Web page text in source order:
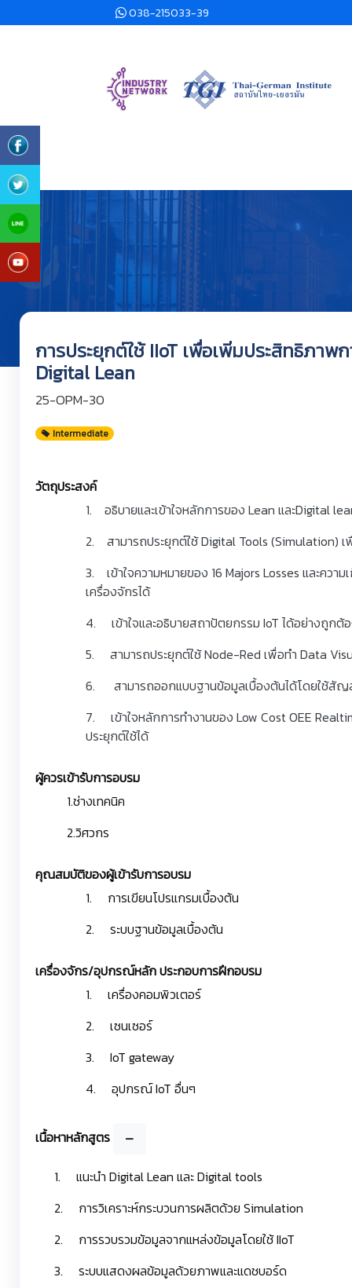
038-215033-39
การประยุกต์ใช้ IIoT เพื่อเพิ่มประสิทธิภา
Digital Lean
25-OPM-30
Intermediate
วัตถุประสงค์
1. อธิบายและเข้าใจหลักการของ Lean และDigital
2. สามารถประยุกต์ใช้ Digital Tools (Simulation)
3. เข้าใจความหมายของ 16 Majors Losses และควา
เครื่องจักรได้
4. เข้าใจและอธิบายสถาปัตยกรรม IoT ได้อย่างถูกต้
5. สามารถประยุกต์ใช้ Node-Red เพื่อทำ Data
6. สามารถออกแบบฐานข้อมูลเบื้องต้นได้โดยใช้สั
7. เข้าใจหลักการทำงานของ Low Cost OEE
ประยุกต์ใช้ได้
ผู้ควรเข้ารับการอบรม
1.ช่างเทคนิค
2.วิศวกร
คุณสมบัติของผู้เข้ารับการอบรม
1. การเขียนโปรแกรมเบื้องต้น
2. ระบบฐานข้อมูลเบื้องต้น
เครื่องจักร/อุปกรณ์หลัก ประกอบการฝึกอบรม
1. เครื่องคอมพิวเตอร์
2. เซนเซอร์
3. IoT gateway
4. อุปกรณ์ IoT อื่นๆ
เนื้อหาหลักสูตร
1. แนะนำ Digital Lean และ Digital tools
2. การวิเคราะห์กระบวนการผลิตด้วย Simulation
2. การรวบรวมข้อมูลจากแหล่งข้อมูลโดยใช้ IIoT
3. ระบบแสดงผลข้อมูลด้วยภาพและแดชบอร์ด